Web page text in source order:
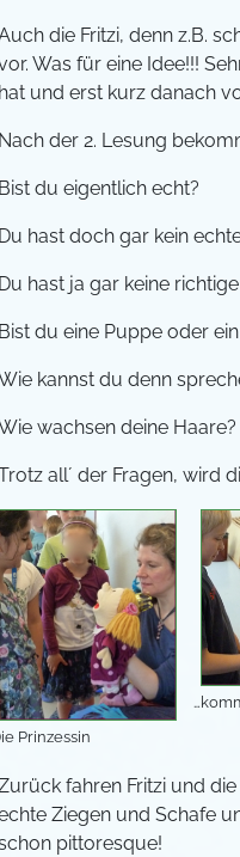
die Fritzi, denn z.B.
Was für eine Idee!!!
hat und erst kurz danach
Nach der 2. Lesung
Bist du eigentlich echt?
Du hast doch gar kein
Du hast ja gar keine
Bist du eine Puppe oder
kannst du denn
wachsen deine
all´ der Fragen, wird
Prinzessin
fahren Fritzi und
Ziegen und Schafe
pittoresque!